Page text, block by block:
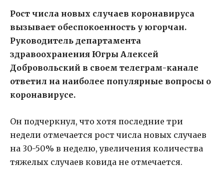
Рост числа новых случаев коронавируса
вызывает обеспокоенность у югорчан.
Руководитель департамента
здравоохранения Югры Алексей
Добровольский в своем телеграм-канале
ответил на наиболее популярные вопросы о
коронавирусе.
Он подчеркнул, что хотя последние три
недели отмечается рост числа новых случаев
на 30-50% в неделю, увеличения количества
тяжелых случаев ковида не отмечается.